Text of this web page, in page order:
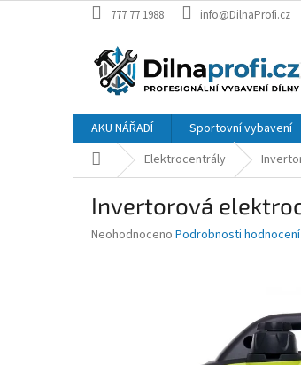
na
777 77 1988 info@DilnaProfi.cz
AKU NÁŘADÍ Sportovní vybavení
Domů Elektrocentrály
Invertorová
Průměrné
Neohodnoceno Podrobnosti hodnocení